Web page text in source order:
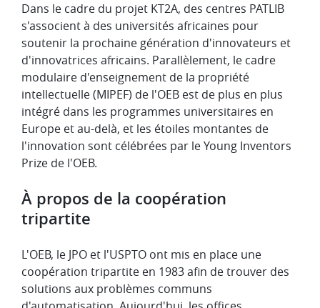
Dans le cadre du projet KT2A, des centres PATLIB
s'associent à des universités africaines pour
soutenir la prochaine génération d'innovateurs et
d'innovatrices africains. Parallèlement, le cadre
modulaire d'enseignement de la propriété
intellectuelle (MIPEF) de l'OEB est de plus en plus
intégré dans les programmes universitaires en
Europe et au-delà, et les étoiles montantes de
l'innovation sont célébrées par le Young Inventors
Prize de l'OEB.
À propos de la coopération
tripartite
L'OEB, le JPO et l'USPTO ont mis en place une
coopération tripartite en 1983 afin de trouver des
solutions aux problèmes communs